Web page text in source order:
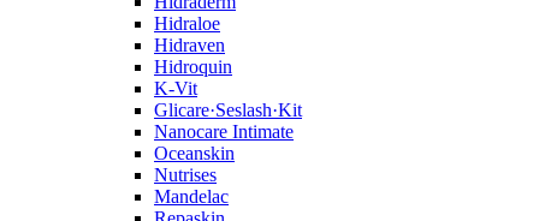
Hidraloe
Hidraven
Hidroquin
K-Vit
Glicare·Seslash·Kit
Nanocare Intimate
Oceanskin
Nutrises
Mandelac